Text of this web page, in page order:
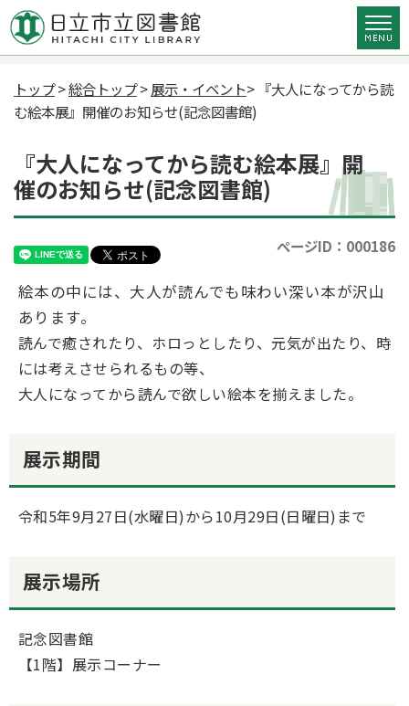
トップ>総合トップ>展示・イベント> 『大人になってから読
む絵本展』開催のお知らせ(記念図書館)
『大人になってから読む絵本展』開
催のお知らせ(記念図書館)
ページID：000186
絵本の中には、大人が読んでも味わい深い本が沢山
あります。
読んで癒されたり、ホロっとしたり、元気が出たり、時
には考えさせられるもの等、
大人になってから読んで欲しい絵本を揃えました。
展示期間
令和5年9月27日(水曜日)から10月29日(日曜日)まで
展示場所
記念図書館
【1階】展示コーナー